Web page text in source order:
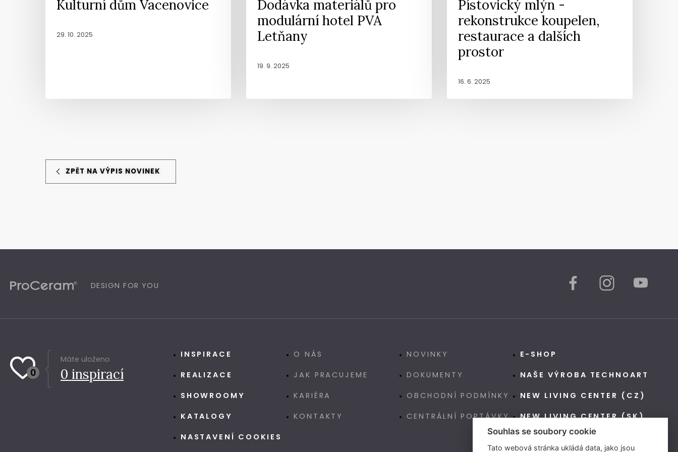
Kulturní dům Vacenovice
29. 10. 2025
Dodávka materiálů pro
modulární hotel PVA
Letňany
19. 9. 2025
Pístovický mlýn -
rekonstrukce koupelen,
restaurace a dalších
prostor
16. 6. 2025
ZPĚT NA VÝPIS NOVINEK
DESIGN FOR YOU
0
Máte uloženo
0 inspirací
INSPIRACE
REALIZACE
SHOWROOMY
KATALOGY
NASTAVENÍ COOKIES
O NÁS
JAK PRACUJEME
KARIÉRA
KONTAKTY
NOVINKY
DOKUMENTY
OBCHODNÍ PODMÍNKY
CENTRÁLNÍ POPTÁVKY
E-SHOP
NAŠE VÝROBA TECHNOART
NEW LIVING CENTER (CZ)
NEW LIVING CENTER (SK)
Souhlas se soubory cookie
Tato webová stránka ukládá data, jako jsou